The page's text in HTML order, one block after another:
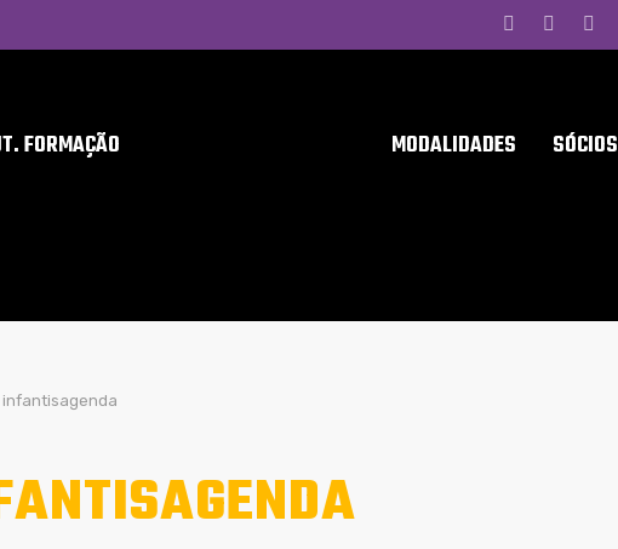
FORMAÇÃO MODALIDADES SÓCIOS
infantisagenda